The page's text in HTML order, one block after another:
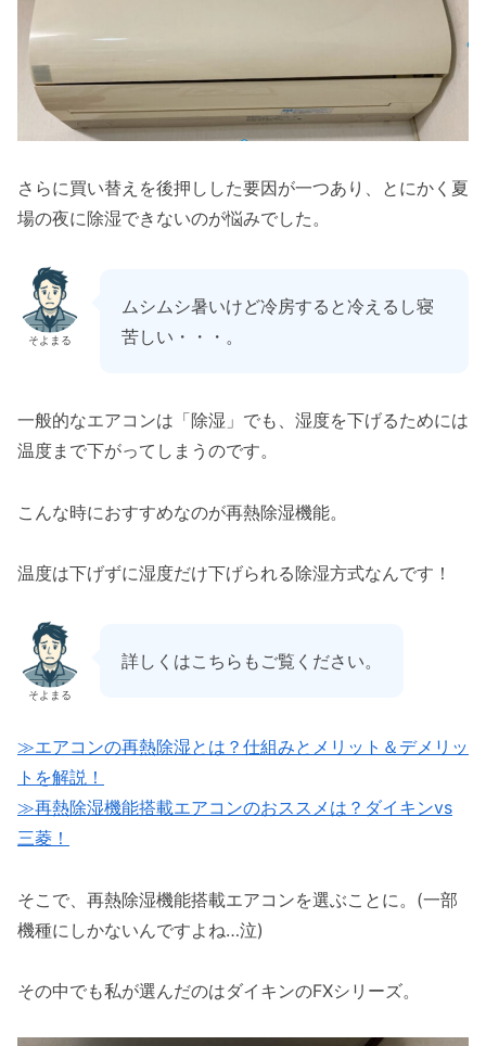
さらに買い替えを後押しした要因が一つあり、とにかく夏
場の夜に除湿できないのが悩みでした。
そよまる
ムシムシ暑いけど冷房すると冷えるし寝
苦しい・・・。
一般的なエアコンは「除湿」でも、湿度を下げるためには
温度まで下がってしまうのです。
こんな時におすすめなのが再熱除湿機能。
温度は下げずに湿度だけ下げられる除湿方式なんです！
そよまる
詳しくはこちらもご覧ください。
≫エアコンの再熱除湿とは？仕組みとメリット＆デメリッ
トを解説！
≫再熱除湿機能搭載エアコンのおススメは？ダイキンvs
三菱！
そこで、再熱除湿機能搭載エアコンを選ぶことに。(一部
機種にしかないんですよね…泣)
その中でも私が選んだのはダイキンのFXシリーズ。